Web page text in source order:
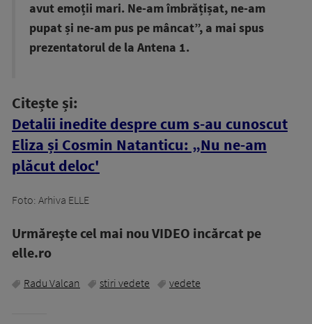
avut emoții mari. Ne-am îmbrățișat, ne-am
pupat și ne-am pus pe mâncat”, a mai spus
prezentatorul de la Antena 1.
Citește și:
Detalii inedite despre cum s-au cunoscut
Eliza și Cosmin Natanticu: „Nu ne-am
plăcut deloc'
Foto: Arhiva ELLE
Urmăreşte cel mai nou VIDEO incărcat pe
elle.ro
Radu Valcan stiri vedete vedete